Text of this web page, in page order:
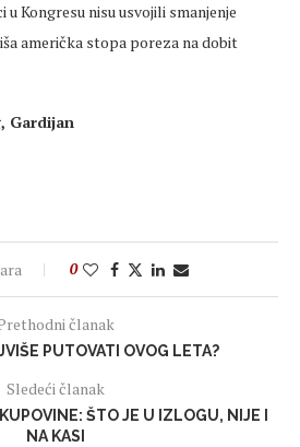
Kongresu nisu usvojili smanjenje
američka stopa poreza na dobit
Gardijan
0
članak
PUTOVATI OVOG LETA?
Sledeći članak
ŠTO JE U IZLOGU, NIJE I
NA KASI